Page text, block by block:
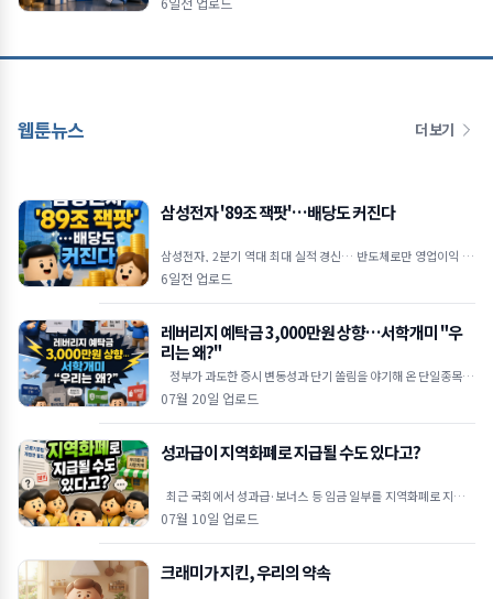
웹툰뉴스 더 보기
삼성전자 '89조 잭팟'…배당도 커진다
삼성전자, 2분기 역대 최대 실적 경신… 반도체로만 영업이익 89
조 원 역대 최대 실적 달성: 삼성전자는 2026년 2
6일전 업로드
레버리지 예탁금 3,000만원 상향…서학개미 "우
리는 왜?"
버리지 상장지수펀드(ETF)에 대해 고강도 진입 장벽을
07월 20일 업로드
성과급이 지역화폐로 지급될 수도 있다고?
최근 국회에서 성과급·보너스 등 임금 일부를 지역화폐로 지급할
수 있도록 하는 내용의 근로기준법 개정안이 발의됐습니다. 물
07월 10일 업로드
크래미가 지킨, 우리의 약속